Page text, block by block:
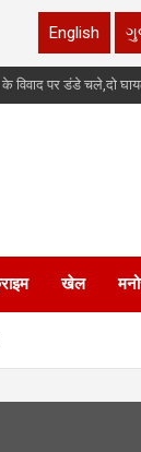
English
विवाद पर डंडे चले,दो
खेल